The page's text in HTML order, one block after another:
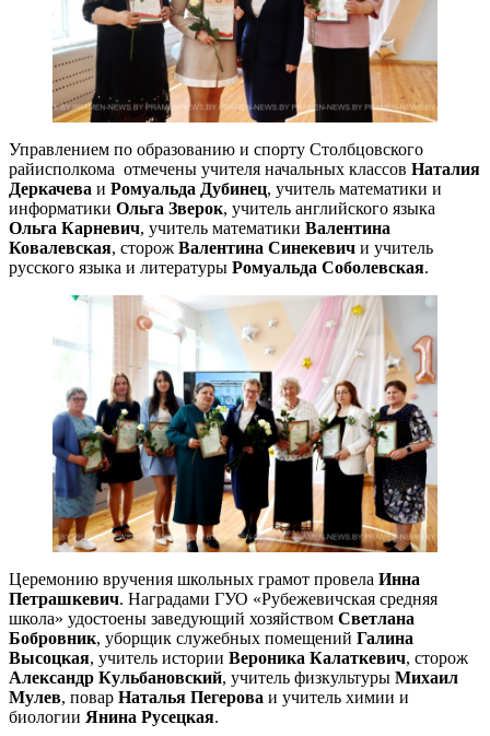
Управлением по образованию и спорту Столбцовского
райисполкома отмечены учителя начальных классов Наталия
Деркачева и Ромуальда Дубинец, учитель математики и
информатики Ольга Зверок, учитель английского языка
Ольга Карневич, учитель математики Валентина
Ковалевская, сторож Валентина Синекевич и учитель
русского языка и литературы Ромуальда Соболевская.
Церемонию вручения школьных грамот провела Инна
Петрашкевич. Наградами ГУО «Рубежевичская средняя
школа» удостоены заведующий хозяйством Светлана
Бобровник, уборщик служебных помещений Галина
Высоцкая, учитель истории Вероника Калаткевич, сторож
Александр Кульбановский, учитель физкультуры Михаил
Мулев, повар Наталья Пегерова и учитель химии и
биологии Янина Русецкая.